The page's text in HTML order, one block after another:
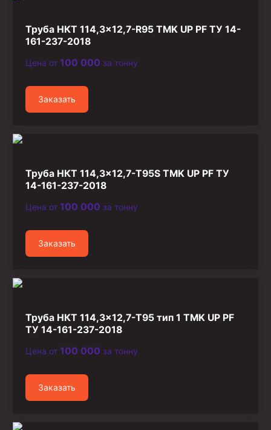
Труба НКТ 114,3×12,7-R95 TMK UP PF ТУ 14-
161-237-2018
Цена от 100 000 за тонну
Заказать
Труба НКТ 114,3×12,7-T95S TMK UP PF ТУ
14-161-237-2018
Цена от 100 000 за тонну
Заказать
Труба НКТ 114,3×12,7-T95 тип 1 TMK UP PF
ТУ 14-161-237-2018
Цена от 100 000 за тонну
Заказать